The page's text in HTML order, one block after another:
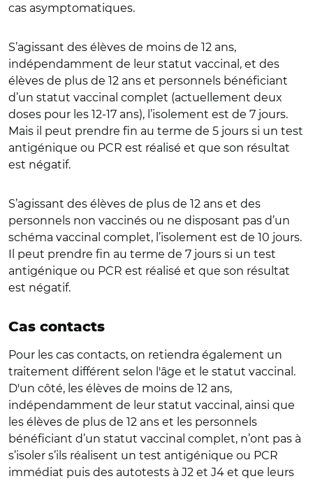
cas asymptomatiques.
S’agissant des élèves de moins de 12 ans,
indépendamment de leur statut vaccinal, et des
élèves de plus de 12 ans et personnels bénéficiant
d’un statut vaccinal complet (actuellement deux
doses pour les 12-17 ans), l’isolement est de 7 jours.
Mais il peut prendre fin au terme de 5 jours si un test
antigénique ou PCR est réalisé et que son résultat
est négatif.
S’agissant des élèves de plus de 12 ans et des
personnels non vaccinés ou ne disposant pas d’un
schéma vaccinal complet, l’isolement est de 10 jours.
Il peut prendre fin au terme de 7 jours si un test
antigénique ou PCR est réalisé et que son résultat
est négatif.
Cas contacts
Pour les cas contacts, on retiendra également un
traitement différent selon l'âge et le statut vaccinal.
D'un côté, les élèves de moins de 12 ans,
indépendamment de leur statut vaccinal, ainsi que
les élèves de plus de 12 ans et les personnels
bénéficiant d’un statut vaccinal complet, n’ont pas à
s’isoler s’ils réalisent un test antigénique ou PCR
immédiat puis des autotests à J2 et J4 et que leurs